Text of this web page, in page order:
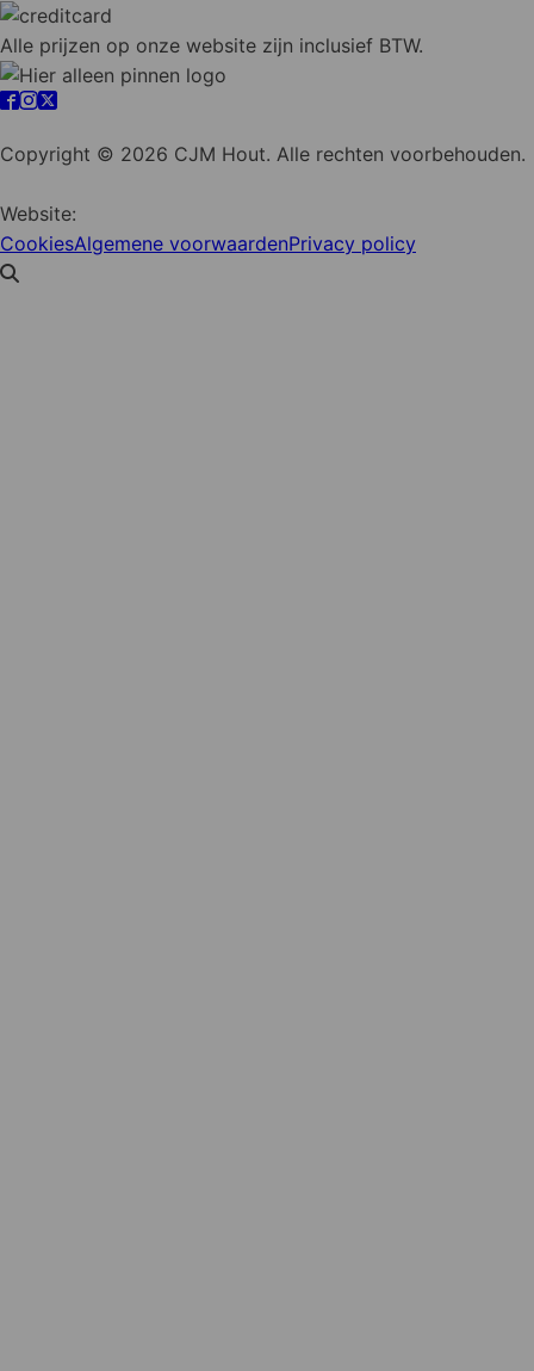
Alle prijzen op onze website zijn inclusief BTW.
Copyright © 2026 CJM Hout. Alle rechten voorbehouden.
Website:
CookiesAlgemene voorwaardenPrivacy policy